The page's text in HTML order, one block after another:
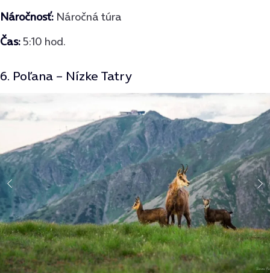
Náročnosť: Náročná túra
Čas: 5:10 hod.
6. Poľana – Nízke Tatry